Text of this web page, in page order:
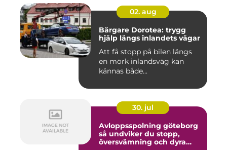
02. aug
Bärgare Dorotea: trygg
hjälp längs inlandets vägar
Att få stopp på bilen längs
en mörk inlandsväg kan
kännas både...
30. jul
Avloppsspolning göteborg
så undviker du stopp,
översvämning och dyra